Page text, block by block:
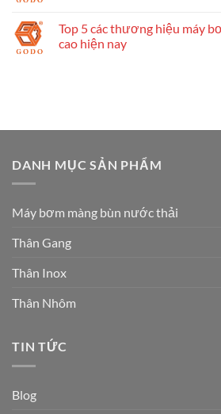
Top 5 các thương hiệu máy
cao hiện nay
DANH MỤC SẢN PHẨM
Máy bơm màng bùn nước thải
Thân Gang
Thân Inox
Thân Nhôm
TIN TỨC
Blog